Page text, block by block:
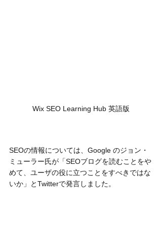
Wix SEO Learning Hub 英語版
SEOの情報については、Google のジョン・
ミューラー氏が「SEOブログを読むことをや
めて、ユーザの役に立つことをすべきではな
いか」とTwitterで発言しました。